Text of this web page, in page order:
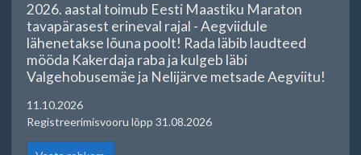
2026. aastal toimub Eesti Maastiku Maraton
tavapärasest erineval rajal - Aegviidule
lähenetakse lõuna poolt! Rada läbib laudteed
mööda Kakerdaja raba ja kulgeb läbi
Valgehobusemäe ja Nelijärve metsade Aegviitu!
11.10.2026
Registreerimisvooru lõpp 31.08.2026